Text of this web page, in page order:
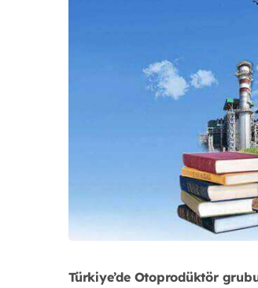
Türkiye’de Otoprodüktör